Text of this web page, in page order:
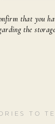
that you
the
TO